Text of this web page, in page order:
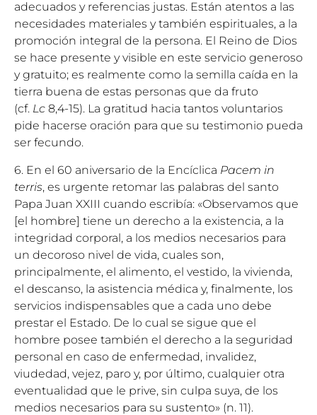
adecuados y referencias justas. Están atentos a las
necesidades materiales y también espirituales, a la
promoción integral de la persona. El Reino de Dios
se hace presente y visible en este servicio generoso
y gratuito; es realmente como la semilla caída en la
tierra buena de estas personas que da fruto
(cf. Lc 8,4-15). La gratitud hacia tantos voluntarios
pide hacerse oración para que su testimonio pueda
ser fecundo.
6. En el 60 aniversario de la Encíclica Pacem in
terris, es urgente retomar las palabras del santo
Papa Juan XXIII cuando escribía: «Observamos que
[el hombre] tiene un derecho a la existencia, a la
integridad corporal, a los medios necesarios para
un decoroso nivel de vida, cuales son,
principalmente, el alimento, el vestido, la vivienda,
el descanso, la asistencia médica y, finalmente, los
servicios indispensables que a cada uno debe
prestar el Estado. De lo cual se sigue que el
hombre posee también el derecho a la seguridad
personal en caso de enfermedad, invalidez,
viudedad, vejez, paro y, por último, cualquier otra
eventualidad que le prive, sin culpa suya, de los
medios necesarios para su sustento» (n. 11).